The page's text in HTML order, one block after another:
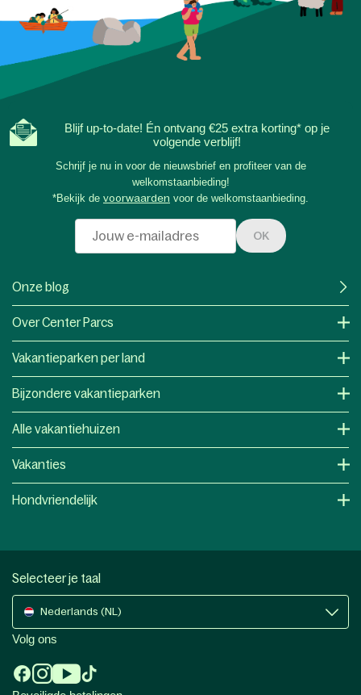
Blijf up-to-date! Én ontvang €25 extra korting* op je
volgende verblijf!
Schrijf je nu in voor de nieuwsbrief en profiteer van de
welkomstaanbieding!
*Bekijk de voorwaarden voor de welkomstaanbieding.
OK
Onze blog
Over Center Parcs
Vakantieparken per land
Bijzondere vakantieparken
Alle vakantiehuizen
Vakanties
Hondvriendelijk
Selecteer je taal
Nederlands (NL)
Volg ons